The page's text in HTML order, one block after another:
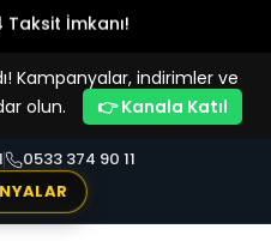
Taksit İmkanı!
Kampanyalar, indirimler ve
olun.
👉 Kanala Katıl
0533 374 90 11